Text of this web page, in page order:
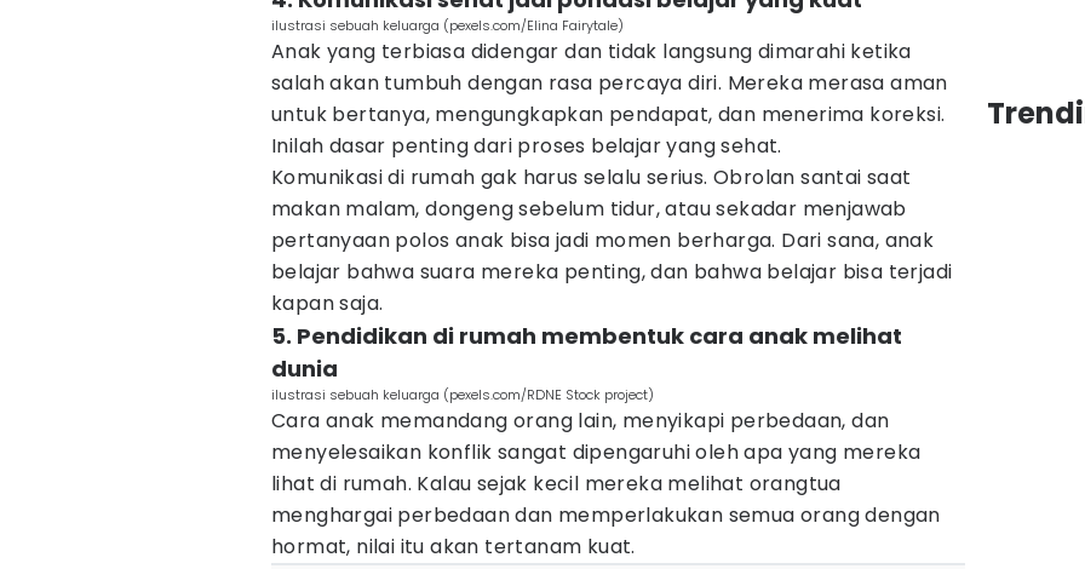
ilustrasi sebuah keluarga (pexels.com/Elina Fairytale)
Anak yang terbiasa didengar dan tidak langsung dimarahi ketika
salah akan tumbuh dengan rasa percaya diri. Mereka merasa aman
untuk bertanya, mengungkapkan pendapat, dan menerima koreksi.
Inilah dasar penting dari proses belajar yang sehat.
Komunikasi di rumah gak harus selalu serius. Obrolan santai saat
makan malam, dongeng sebelum tidur, atau sekadar menjawab
pertanyaan polos anak bisa jadi momen berharga. Dari sana, anak
belajar bahwa suara mereka penting, dan bahwa belajar bisa terjadi
kapan saja.
5. Pendidikan di rumah membentuk cara anak melihat
dunia
ilustrasi sebuah keluarga (pexels.com/RDNE Stock project)
Cara anak memandang orang lain, menyikapi perbedaan, dan
menyelesaikan konflik sangat dipengaruhi oleh apa yang mereka
lihat di rumah. Kalau sejak kecil mereka melihat orangtua
menghargai perbedaan dan memperlakukan semua orang dengan
hormat, nilai itu akan tertanam kuat.